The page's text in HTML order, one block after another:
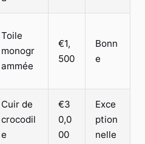
Toile
monogr
ammée
€1,
500
Bonn
e
Cuir de
crocodil
e
€3
0,0
00
Exce
ption
nelle